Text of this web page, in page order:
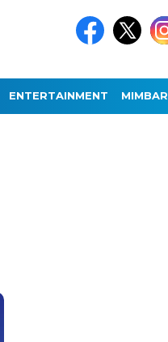
ENTERTAINMENT MIMBAR